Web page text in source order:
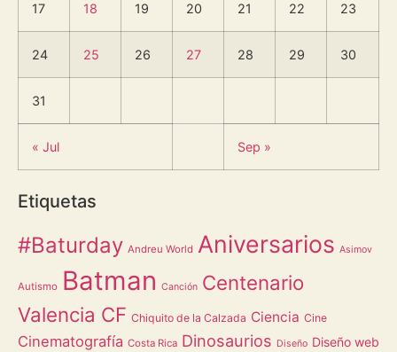
17 18 19 20 21 22 23
24 25 26 27 28 29 30
31
« Jul Sep »
Etiquetas
#Baturday Andreu World Aniversarios Asimov
Autismo Batman Canción Centenario
Valencia CF Chiquito de la Calzada Ciencia Cine
Cinematografía Costa Rica Dinosaurios Diseño Diseño web